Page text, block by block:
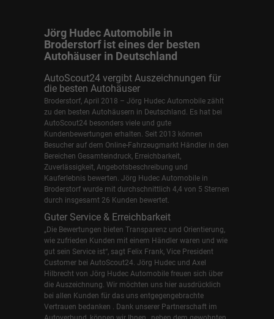
Jörg Hudec Automobile in
Broderstorf ist eines der besten
Autohäuser in Deutschland
AutoScout24 vergibt Auszeichnungen für
die besten Autohäuser
Broderstorf, April 2018 – Jörg Hudec Automobile zählt
zu den besten Autohäusern in Deutschland. Es hat bei
AutoScout24 besonders viele und gute
Kundenbewertungen erhalten. Seit 2013 können
Besucher auf dem Online-Fahrzeugmarkt Händler in den
Bereichen Gesamteindruck, Erreichbarkeit,
Zuverlässigkeit, Angebotsbeschreibung und
Kauferlebnis bewerten. Jörg Hudec Automobile in
Broderstorf wurde mit durchschnittlich 4,4 von 5 Sternen
durch insgesamt 26 Kunden bewertet.
Guter Service & Erreichbarkeit
„Die Bewertungen bieten Transparenz und Orientierung,
wie zufrieden Kunden mit einem Händler waren und wie
gut sein Service ist“, sagt Felix Frank, Vice President
Customer bei AutoScout24. Jörg Hudec und Axel
Hilbrecht von Jörg Hudec Automobile freuen sich über
die Auszeichnung. Wir möchten uns hier ausdrücklich
bei allen Kunden für das uns entgegengebrachte
Vertrauen bedanken . Dank unserer Partnerschaft im